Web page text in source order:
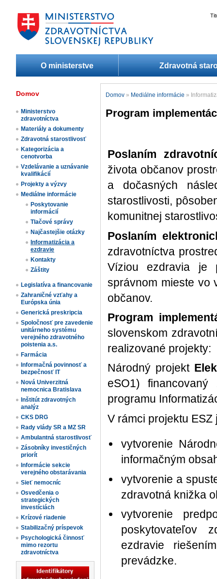
O ministerstve Zdravotná
Domov
Ministerstvo
zdravotníctva
Materiály a dokumenty
Zdravotná starostlivosť
Kategorizácia a
cenotvorba
Vzdelávanie a uznávanie
kvalifikácií
Projekty a výzvy
Mediálne informácie
Poskytovanie
informácií
Tlačové správy
Najčastejšie otázky
Informatizácia a
ezdravie
Kontakty
Záštity
Legislatíva a financovanie
Zahraničné vzťahy a
Európska únia
Generická preskripcia
Spoločnosť pre zavedenie
unitárneho systému
verejného zdravotného
poistenia a.s.
Farmácia
Informačná povinnosť a
bezpečnosť IT
Nová Univerzitná
nemocnica Bratislava
Inštitút zdravotných
analýz
CKS DRG
Rady vlády SR a MZ SR
Ambulantná starostlivosť
Zásobníky investičných
priorít
Informácie sekcie
verejného obstarávania
Sieť nemocníc
Osvedčenia o
strategických
investíciách
Krízové riadenie
Stabilizačný príspevok
Psychologická činnosť
mimo rezortu
zdravotníctva
Domov » Mediálne informácie »
Program
Poslaním
života občanov
a dočasných
starostlivosti,
komunitnej
Poslaním
zdravotníctva
Víziou ezdravia je
správnom mieste vo
občanov.
Program
slovenskom
realizované projekty:
Národný projekt
eSO1)
programu
V rámci projektu ESZ
vytvorenie
informačným
vytvorenie a
zdravotná knižka
vytvorenie
poskytovateľov
ezdravie
prevádzke.